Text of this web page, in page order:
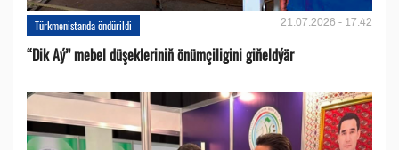
Türkmenistanda öndürildi 21.07.2026 - 17:42
“Dik Aý” mebel düşekleriniň önümçiligini giňeldýär